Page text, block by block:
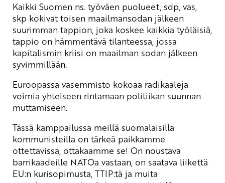
Kaikki Suomen ns. työväen puolueet, sdp, vas,
skp kokivat toisen maailmansodan jälkeen
suurimman tappion, joka koskee kaikkia työläisiä,
tappio on hämmentävä tilanteessa, jossa
kapitalismin kriisi on maailman sodan jälkeen
syvimmillään.
Euroopassa vasemmisto kokoaa radikaaleja
voimia yhteiseen rintamaan politiikan suunnan
muttamiseen.
Tässä kamppailussa meillä suomalaisilla
kommunisteilla on tärkeä paikkamme
ottettavissa, ottakaamme se! On noustava
barrikaadeille NATOa vastaan, on saatava liikettä
EU:n kurisopimusta, TTIP:tä ja muita